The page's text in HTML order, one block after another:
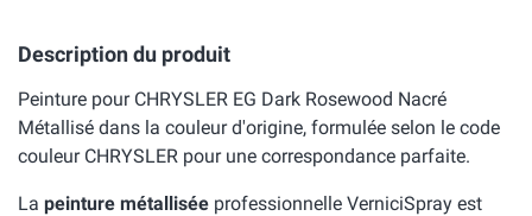
Description du produit
Peinture pour CHRYSLER EG Dark Rosewood Nacré
Métallisé dans la couleur d'origine, formulée selon le code
couleur CHRYSLER pour une correspondance parfaite.
La peinture métallisée professionnelle VerniciSpray est